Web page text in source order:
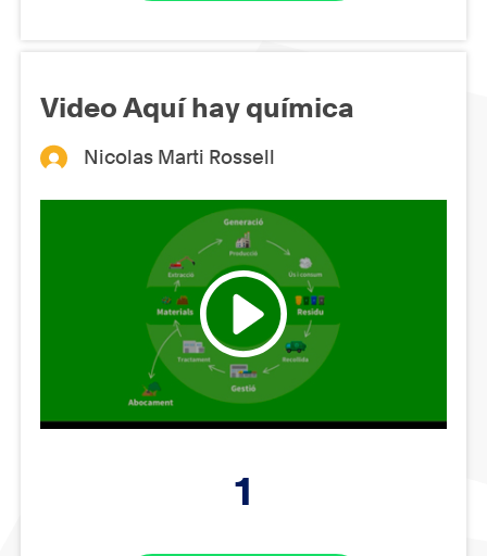
Video Aquí hay química
Nicolas Marti Rossell
1